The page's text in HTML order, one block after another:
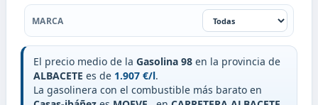
Filtrar por marca
MARCA
El precio medio de la Gasolina 98 en la provincia de
ALBACETE es de 1.907 €/l.
La gasolinera con el combustible más barato en